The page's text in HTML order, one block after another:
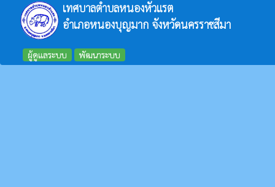
เทศบาลตำบลหนองหัวแรต
อำเภอหนองบุญมาก จังหวัดนครราชสีมา
ผู้ดูแลระบบ พัฒนาระบบ